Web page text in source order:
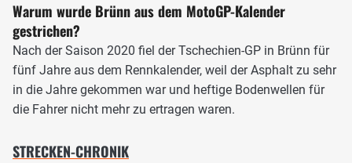
Warum wurde Brünn aus dem MotoGP-Kalender
gestrichen?
Nach der Saison 2020 fiel der Tschechien-GP in Brünn für
fünf Jahre aus dem Rennkalender, weil der Asphalt zu sehr
in die Jahre gekommen war und heftige Bodenwellen für
die Fahrer nicht mehr zu ertragen waren.
STRECKEN-CHRONIK